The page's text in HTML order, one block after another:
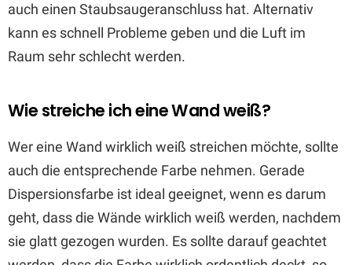
auch einen Staubsaugeranschluss hat. Alternativ
kann es schnell Probleme geben und die Luft im
Raum sehr schlecht werden.
Wie streiche ich eine Wand weiß?
Wer eine Wand wirklich weiß streichen möchte, sollte
auch die entsprechende Farbe nehmen. Gerade
Dispersionsfarbe ist ideal geeignet, wenn es darum
geht, dass die Wände wirklich weiß werden, nachdem
sie glatt gezogen wurden. Es sollte darauf geachtet